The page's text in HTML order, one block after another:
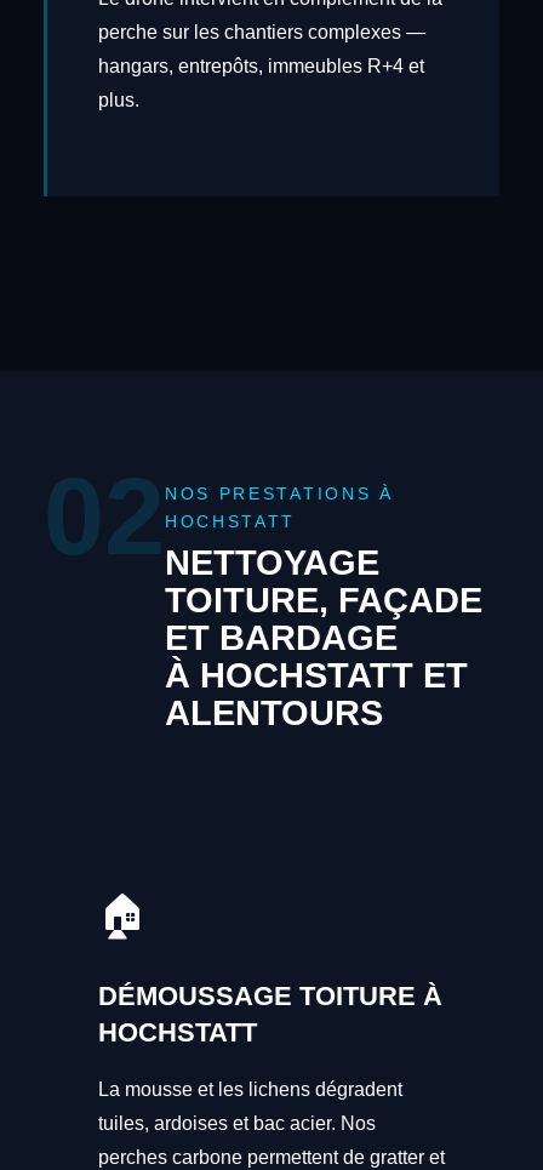
perche sur les chantiers complexes —
hangars, entrepôts, immeubles R+4 et
plus.
02 NOS PRESTATIONS À
HOCHSTATT
NETTOYAGE
TOITURE, FAÇADE
ET BARDAGE
À HOCHSTATT ET
ALENTOURS
🏠
DÉMOUSSAGE TOITURE À
HOCHSTATT
La mousse et les lichens dégradent
tuiles, ardoises et bac acier. Nos
perches carbone permettent de gratter et